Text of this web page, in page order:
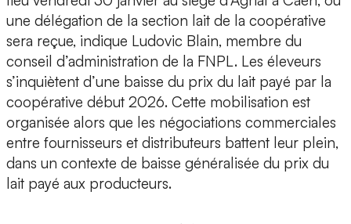
une délégation de la section lait de la coopérative
sera reçue, indique Ludovic Blain, membre du
conseil d’administration de la FNPL. Les éleveurs
s’inquiètent d’une baisse du prix du lait payé par la
coopérative début 2026. Cette mobilisation est
organisée alors que les négociations commerciales
entre fournisseurs et distributeurs battent leur plein,
dans un contexte de baisse généralisée du prix du
lait payé aux producteurs.